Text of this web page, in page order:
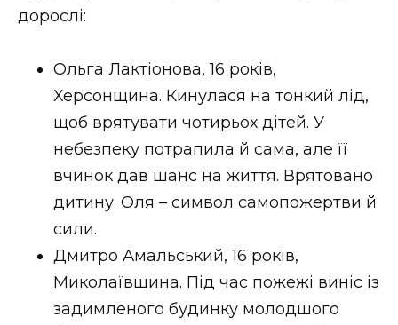
НОВИНИ ЗАХІДНОЇ УКРАЇНИ
ФОТО
ВІДЕО
дорослі:
Ольга Лактіонова, 16 років,
Херсонщина. Кинулася на тонкий лід,
щоб врятувати чотирьох дітей. У
небезпеку потрапила й сама, але її
вчинок дав шанс на життя. Врятовано
дитину. Оля – символ самопожертви й
сили.
Дмитро Амальський, 16 років,
Миколаївщина. Під час пожежі виніс із
задимленого будинку молодшого